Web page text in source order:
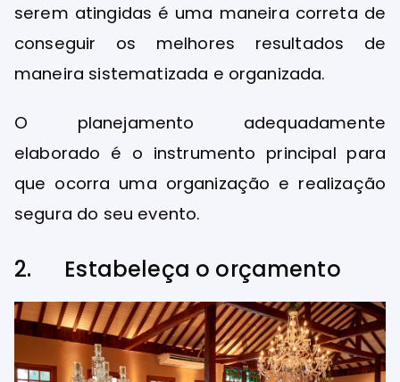
serem atingidas é uma maneira correta de
conseguir os melhores resultados de
maneira sistematizada e organizada.
O planejamento adequadamente
elaborado é o instrumento principal para
que ocorra uma organização e realização
segura do seu evento.
2. Estabeleça o orçamento